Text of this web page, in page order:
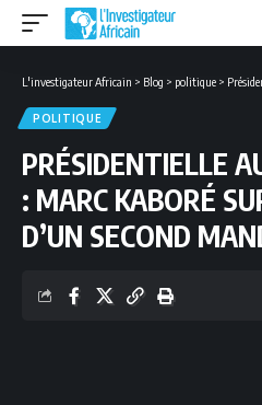
L'investigateur Africain > Blog > politique >
POLITIQUE
PRÉSIDENTIELLE
: MARC KABORÉ
D’UN SECOND